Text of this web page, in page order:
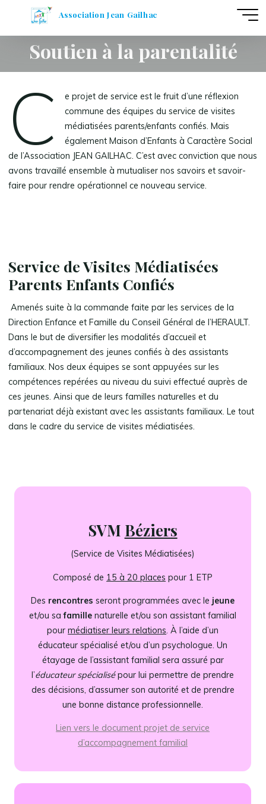
contenu
Association Jean Gailhac
Soutien à la parentalité
C
e projet de service est le fruit d’une réflexion
commune des équipes du service de visites
médiatisées parents/enfants confiés. Mais
également Maison d’Enfants à Caractère Social
de l’Association JEAN GAILHAC. C’est avec conviction que nous
avons travaillé ensemble à mutualiser nos savoirs et savoir-
faire pour rendre opérationnel ce nouveau service.
Service de Visites Médiatisées
Parents Enfants Confiés
Amenés suite à la commande faite par les services de la
Direction Enfance et Famille du Conseil Général de l’HERAULT.
Dans le but de diversifier les modalités d’accueil et
d’accompagnement des jeunes confiés à des assistants
familiaux. Nos deux équipes se sont appuyées sur les
compétences repérées au niveau du suivi effectué auprès de
ces jeunes. Ainsi que de leurs familles naturelles et du
partenariat déjà existant avec les assistants familiaux. Le tout
dans le cadre du service de visites médiatisées.
SVM Béziers
(Service de Visites Médiatisées)
Composé de 15 à 20 places pour 1 ETP
Des rencontres seront programmées avec le jeune
et/ou safamillenaturelle et/ou son assistant familial
pourmédiatiser leurs relations. À l’aide d’un
éducateur spécialisé et/ou d’un psychologue. Un
étayage de l’assistant familial sera assuré par
l’éducateur spécialisépour lui permettre de prendre
des décisions, d’assumer son autorité et de prendre
une bonne distance professionnelle.
Lien vers le document projet de service
d’accompagnement familial